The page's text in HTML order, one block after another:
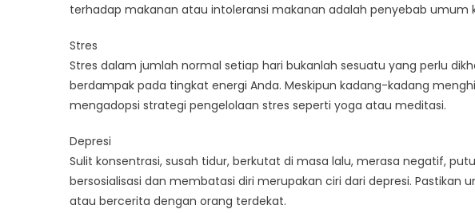
terhadap makanan atau intoleransi makanan adalah penyebab umum
Stres
Stres dalam jumlah normal setiap hari bukanlah sesuatu yang perlu
berdampak pada tingkat energi Anda. Meskipun kadang-kadang
mengadopsi strategi pengelolaan stres seperti yoga atau meditasi.
Depresi
Sulit konsentrasi, susah tidur, berkutat di masa lalu, merasa negatif,
bersosialisasi dan membatasi diri merupakan ciri dari depresi. Pastikan
atau bercerita dengan orang terdekat.